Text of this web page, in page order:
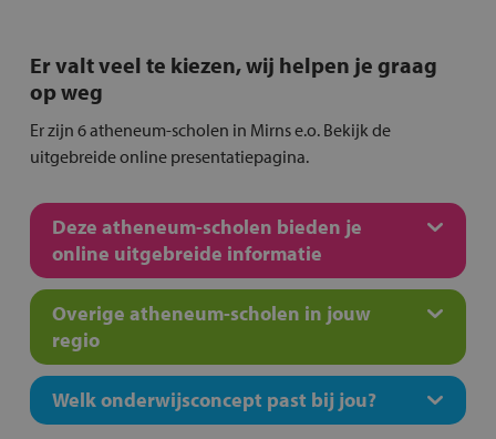
Er valt veel te kiezen, wij helpen je graag
op weg
Er zijn 6 atheneum-scholen in Mirns e.o. Bekijk de
uitgebreide online presentatiepagina.
Deze atheneum-scholen bieden je
online uitgebreide informatie
Overige atheneum-scholen in jouw
regio
Welk onderwijsconcept past bij jou?